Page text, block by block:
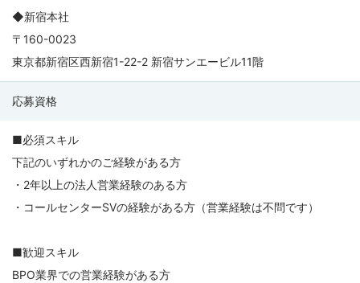
◆新宿本社
〒160-0023
東京都新宿区西新宿1-22-2 新宿サンエービル11階
応募資格
■必須スキル
下記のいずれかのご経験がある方
・2年以上の法人営業経験のある方
・コールセンターSVの経験がある方（営業経験は不問です）
■歓迎スキル
BPO業界での営業経験がある方